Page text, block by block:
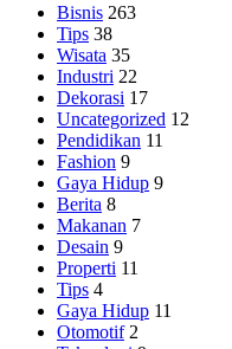
Bisnis 263
Tips 38
Wisata 35
Industri 22
Dekorasi 17
Uncategorized 12
Pendidikan 11
Fashion 9
Gaya Hidup 9
Berita 8
Makanan 7
Desain 9
Properti 11
Tips 4
Gaya Hidup 11
Otomotif 2